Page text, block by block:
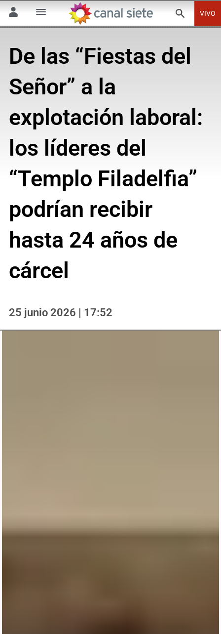
VIVO
De las “Fiestas del
Señor” a la
explotación laboral:
los líderes del
“Templo Filadelfia”
podrían recibir
hasta 24 años de
cárcel
25 junio 2026 | 17:52